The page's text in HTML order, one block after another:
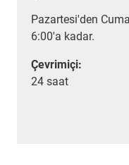
Pazartesi'den
6:00'a kadar.
Çevrimiçi:
24 saat